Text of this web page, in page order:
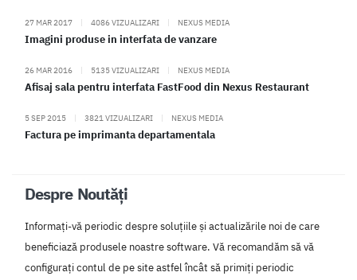
27 MAR 2017 | 4086 VIZUALIZARI | NEXUS MEDIA
Imagini produse in interfata de vanzare
26 MAR 2016 | 5135 VIZUALIZARI | NEXUS MEDIA
Afisaj sala pentru interfata FastFood din Nexus Restaurant
5 SEP 2015 | 3821 VIZUALIZARI | NEXUS MEDIA
Factura pe imprimanta departamentala
Despre Noutăți
Informați-vă periodic despre soluțiile și actualizările noi de care
beneficiază produsele noastre software. Vă recomandăm să vă
configurați contul de pe site astfel încât să primiți periodic